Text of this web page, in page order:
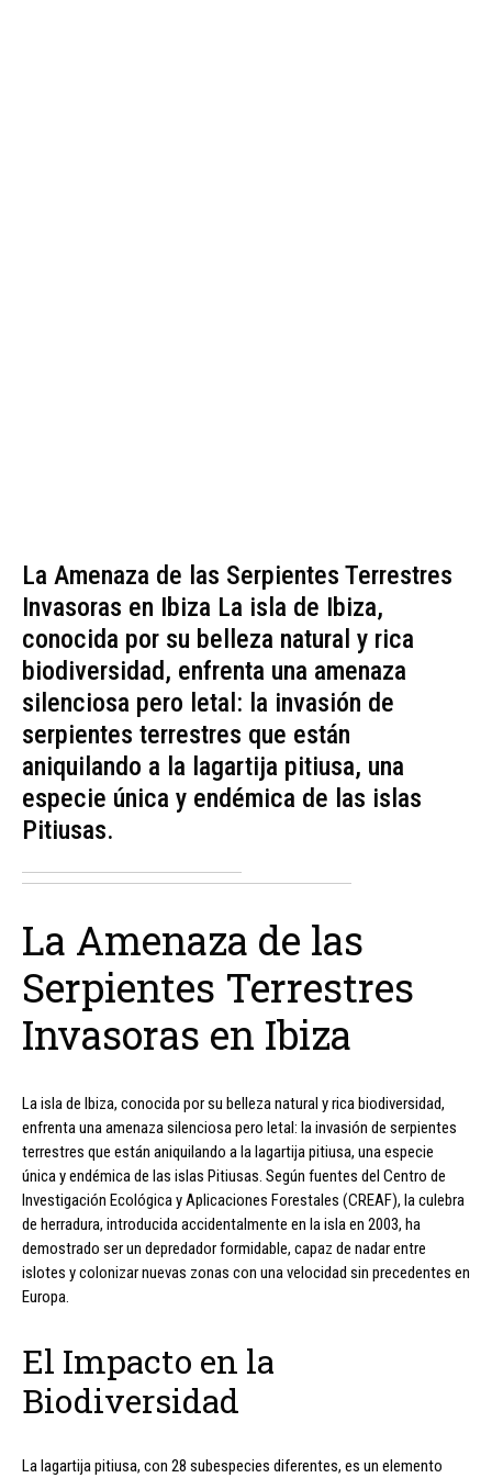
La Amenaza de las Serpientes Terrestres
Invasoras en Ibiza La isla de Ibiza,
conocida por su belleza natural y rica
biodiversidad, enfrenta una amenaza
silenciosa pero letal: la invasión de
serpientes terrestres que están
aniquilando a la lagartija pitiusa, una
especie única y endémica de las islas
Pitiusas.
La Amenaza de las
Serpientes Terrestres
Invasoras en Ibiza
La isla de Ibiza, conocida por su belleza natural y rica biodiversidad,
enfrenta una amenaza silenciosa pero letal: la invasión de serpientes
terrestres que están aniquilando a la lagartija pitiusa, una especie
única y endémica de las islas Pitiusas. Según fuentes del Centro de
Investigación Ecológica y Aplicaciones Forestales (CREAF), la culebra
de herradura, introducida accidentalmente en la isla en 2003, ha
demostrado ser un depredador formidable, capaz de nadar entre
islotes y colonizar nuevas zonas con una velocidad sin precedentes en
Europa.
El Impacto en la
Biodiversidad
La lagartija pitiusa, con 28 subespecies diferentes, es un elemento